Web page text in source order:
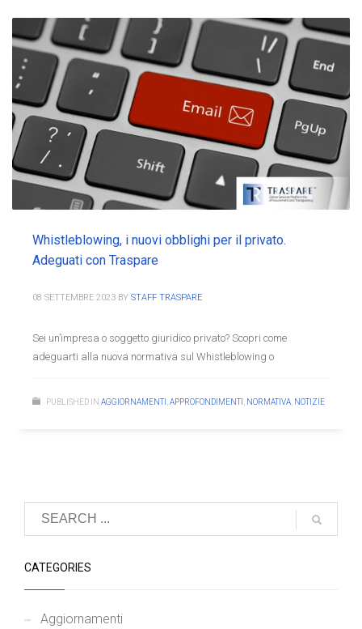
Whistleblowing, i nuovi obblighi per il privato.
Adeguati con Traspare
08 SETTEMBRE 2023 BY STAFF TRASPARE
Sei un’impresa o soggetto giuridico privato? Scopri come
adeguarti alla nuova normativa sul Whistleblowing o
PUBLISHED IN AGGIORNAMENTI APPROFONDIMENTI NORMATIVA NOTIZIE
CATEGORIES
Aggiornamenti